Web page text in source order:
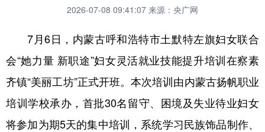
全球连线
科技 科创 量子 体育
文化 书画 健康 军事
法律 中央文件 金融 汽车
2026-07-08 09:41:07 来源：央广网
7月6日，内蒙古呼和浩特市土默特左旗妇女联合
会“她力量 新职途”妇女灵活就业技能提升培训在察素
齐镇“美丽工坊”正式开班。本次培训由内蒙古扬帆职业
培训学校承办，首批30名留守、困境及失业待业妇女
将参加为期5天的集中培训，系统学习民族饰品制作、